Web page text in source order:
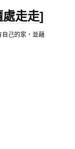
走走]
己的家，並藉